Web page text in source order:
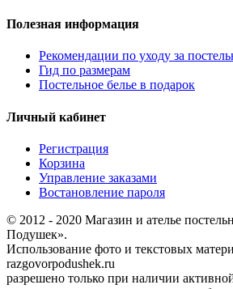
Полезная информация
Рекомендации по уходу за
Гид по размерам
Постельное белье в подарок
Личный кабинет
Регистрация
Корзина
Управление заказами
Востановление пароля
© 2012 - 2020 Магазин и ателье
Подушек».
Использование фото и текстовых
razgovorpodushek.ru
разрешено только при наличии